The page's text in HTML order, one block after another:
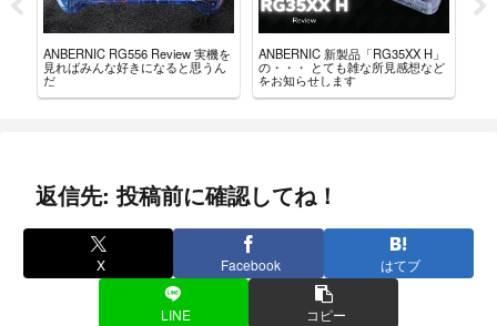
ANBERNIC RG556 Review 実機を
見ればみんな好きになると思うん
だ
ANBERNIC 新製品「RG35XX H」
の・・・ とても雑な所見感想など
をお知らせします
返信先: 投稿前に確認してね！
X Facebook はてブ
LINE コピー